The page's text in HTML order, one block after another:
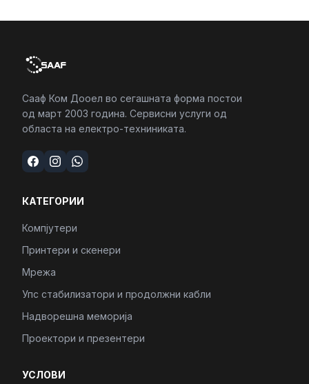
Сааф Ком Дооел во сегашната форма постои
од март 2003 година. Сервисни услуги од
областа на електро-техниниката.
КАТЕГОРИИ
Компјутери
Принтери и скенери
Мрежа
Упс стабилизатори и продолжни кабли
Надворешна меморија
Проектори и презентери
УСЛОВИ